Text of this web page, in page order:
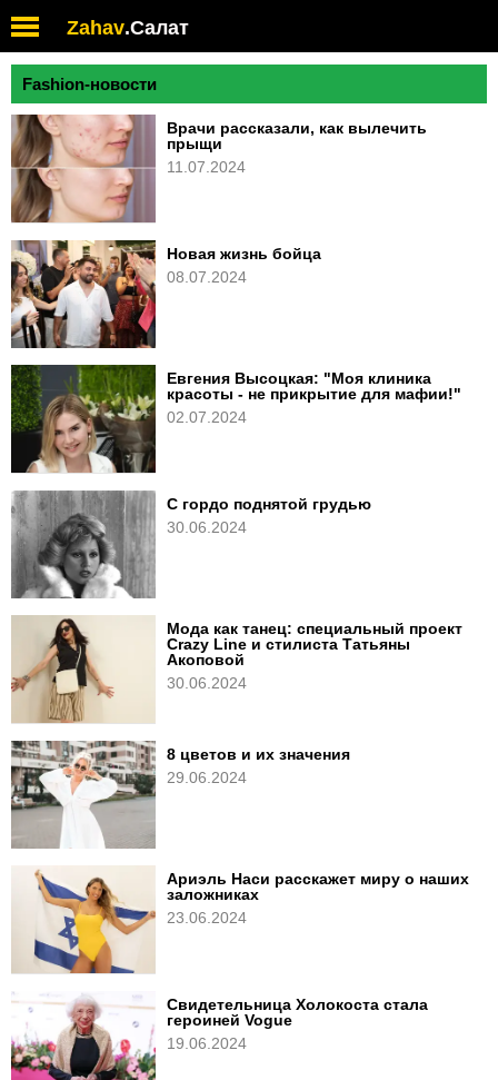
Zahav.Салат
Fashion-новости
Врачи рассказали, как вылечить
прыщи
11.07.2024
Новая жизнь бойца
08.07.2024
Евгения Высоцкая: "Моя клиника
красоты - не прикрытие для мафии!"
02.07.2024
С гордо поднятой грудью
30.06.2024
Мода как танец: специальный проект
Crazy Line и стилиста Татьяны
Акоповой
30.06.2024
8 цветов и их значения
29.06.2024
Ариэль Наси расскажет миру о наших
заложниках
23.06.2024
Свидетельница Холокоста стала
героиней Vogue
19.06.2024